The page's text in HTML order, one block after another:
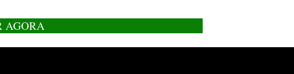
AGORA